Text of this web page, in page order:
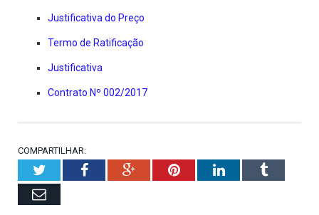
Justificativa do Preço
Termo de Ratificação
Justificativa
Contrato Nº 002/2017
COMPARTILHAR:
TwitterFacebookGoogle+PinterestLinkedInTumblr
Email